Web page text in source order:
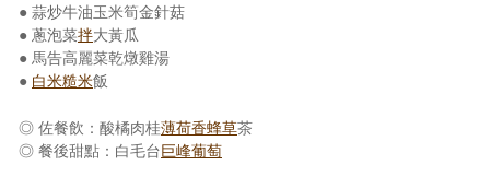
活動實況記錄
媒體報導一覽
訂閱電子報
● 蒜炒牛油玉米筍金針菇
● 蔥泡菜拌大黃瓜
● 馬告高麗菜乾燉雞湯
● 白米糙米飯
◎ 佐餐飲：酸橘肉桂薄荷香蜂草茶
◎ 餐後甜點：白毛台巨峰葡萄